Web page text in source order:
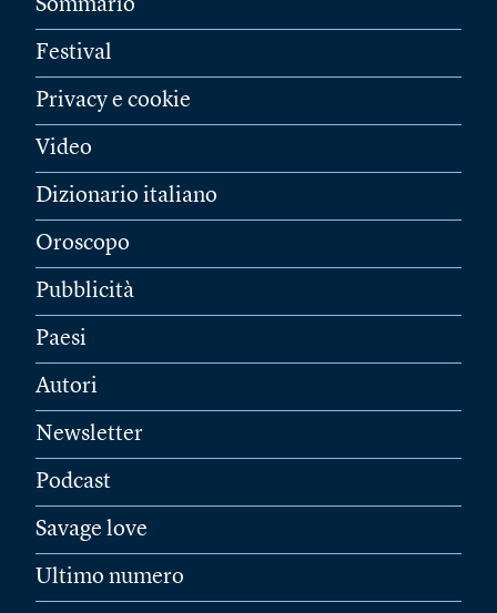
Sommario
Festival
Privacy e cookie
Video
Dizionario italiano
Oroscopo
Pubblicità
Paesi
Autori
Newsletter
Podcast
Savage love
Ultimo numero